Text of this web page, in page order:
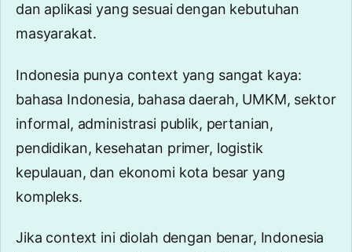
dan aplikasi yang sesuai dengan kebutuhan
masyarakat.
Indonesia punya context yang sangat kaya:
bahasa Indonesia, bahasa daerah, UMKM, sektor
informal, administrasi publik, pertanian,
pendidikan, kesehatan primer, logistik
kepulauan, dan ekonomi kota besar yang
kompleks.
Jika context ini diolah dengan benar, Indonesia